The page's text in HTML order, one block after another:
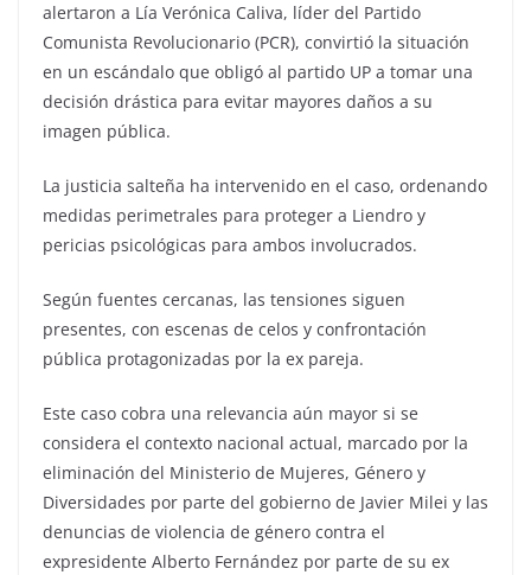
alertaron a Lía Verónica Caliva, líder del Partido
Comunista Revolucionario (PCR), convirtió la situación
en un escándalo que obligó al partido UP a tomar una
decisión drástica para evitar mayores daños a su
imagen pública.
La justicia salteña ha intervenido en el caso, ordenando
medidas perimetrales para proteger a Liendro y
pericias psicológicas para ambos involucrados.
Según fuentes cercanas, las tensiones siguen
presentes, con escenas de celos y confrontación
pública protagonizadas por la ex pareja.
Este caso cobra una relevancia aún mayor si se
considera el contexto nacional actual, marcado por la
eliminación del Ministerio de Mujeres, Género y
Diversidades por parte del gobierno de Javier Milei y las
denuncias de violencia de género contra el
expresidente Alberto Fernández por parte de su ex